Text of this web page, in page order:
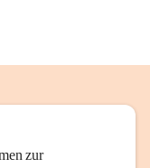
zur